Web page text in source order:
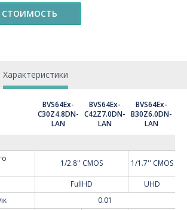
СТОИМОСТЬ
Характеристики
BVS64Ex-
C30Z4.8DN-
LAN
BVS64Ex-
C42Z7.0DN-
LAN
BVS64Ex-
B30Z6.0DN-
LAN
1/2.8'' CMOS 1/1.7'' CMOS
FullHD
UHD
0.01